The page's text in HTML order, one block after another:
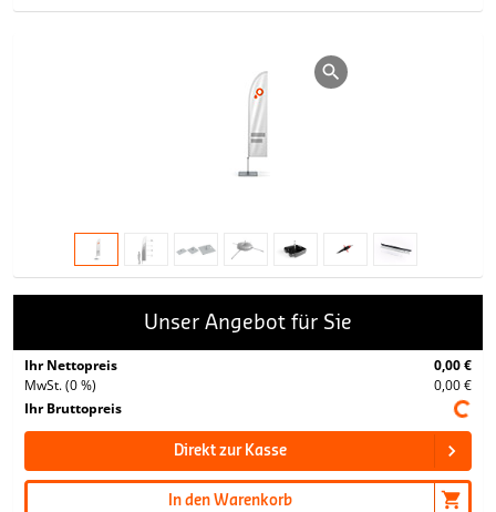
Unser Angebot für Sie
Ihr Nettopreis
0,00 €
MwSt. (0 %)
0,00 €
Ihr Bruttopreis
Direkt zur Kasse
In den Warenkorb